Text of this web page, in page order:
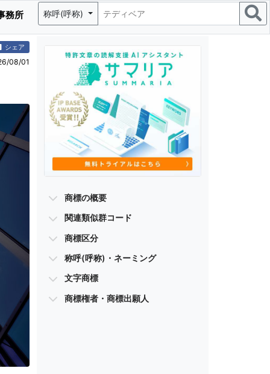
務所 称呼(呼称)
シェア
08/01
商標の概要
関連類似群コード
商標区分
称呼(呼称)・ネーミング
文字商標
商標権者・商標出願人